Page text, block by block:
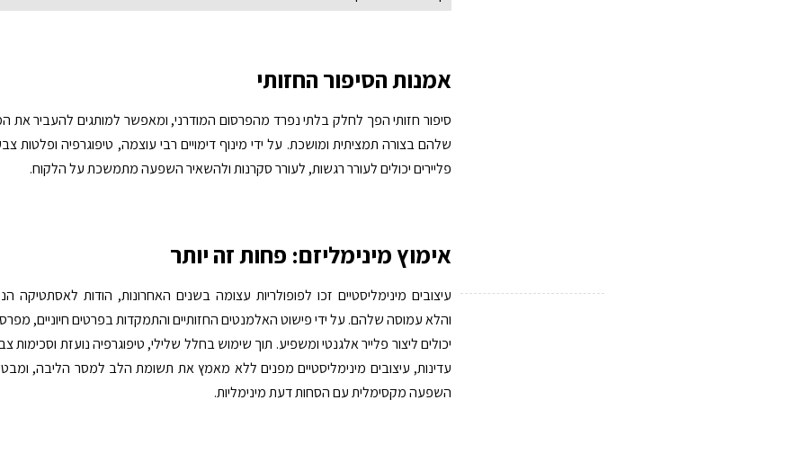
אמנות הסיפור החזותי
סיפור חזותי הפך לחלק בלתי נפרד מהפרסום המודרני, ומאפשר למותגים להעביר את
שלהם בצורה תמציתית ומושכת. על ידי מינוף דימויים רבי עוצמה, טיפוגרפיה ופלטות
פליירים יכולים לעורר רגשות, לעורר סקרנות ולהשאיר השפעה מתמשכת על הלקוח.
אימוץ מינימליזם: פחות זה יותר
עיצובים מינימליסטיים זכו לפופולריות עצומה בשנים האחרונות, הודות לאסתטיקה
והלא עמוסה שלהם. על ידי פישוט האלמנטים החזותיים והתמקדות בפרטים חיוניים,
יכולים ליצור פלייר אלגנטי ומשפיע. תוך שימוש בחלל שלילי, טיפוגרפיה נועזת וסכימות
עדינות, עיצובים מינימליסטיים מפנים ללא מאמץ את תשומת הלב למסר הליבה,
השפעה מקסימלית עם הסחות דעת מינימליות.